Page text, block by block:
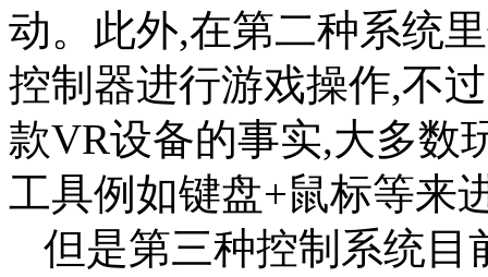
动。此外,在第二种系统
控制器进行游戏操作,不
款VR设备的事实,大多数
工具例如键盘+鼠标等来
但是第三种控制系统目